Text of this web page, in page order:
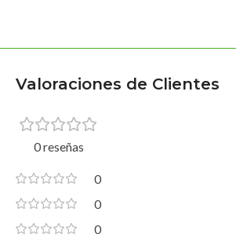
Valoraciones de Clientes
0 reseñas
0
0
0